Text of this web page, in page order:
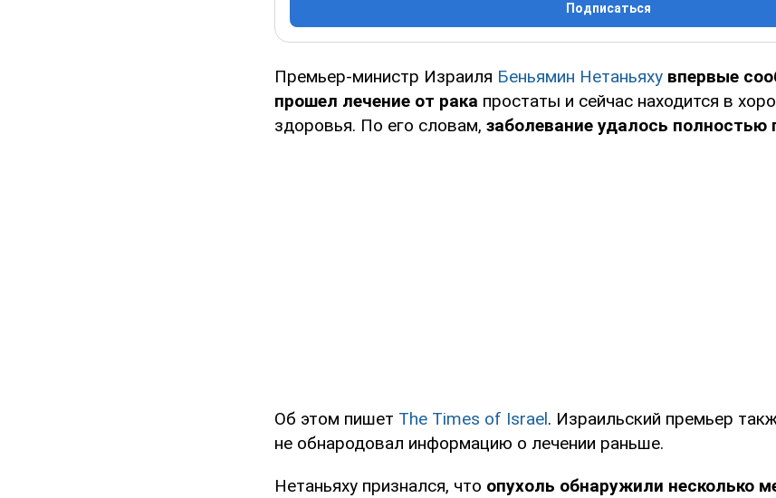
Подписаться
Премьер-министр Израиля Беньямин Нетаньяху впервые
прошел лечение от рака простаты и сейчас находится в
здоровья. По его словам, заболевание удалось полностью
Об этом пишет The Times of Israel. Израильский премьер
не обнародовал информацию о лечении раньше.
Нетаньяху признался, что опухоль обнаружили несколько